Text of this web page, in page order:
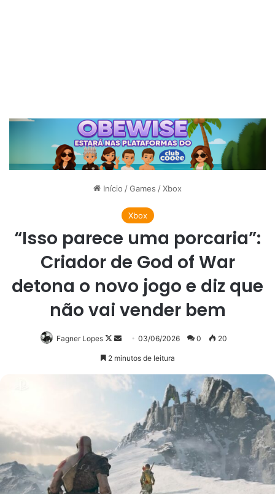
Início /Games /Xbox
Xbox
“Isso parece uma porcaria”:
Criador de God of War
detona o novo jogo e diz que
não vai vender bem
Fagner Lopes
Follow
Mande
mail
03/06/2026 0 20
2 minutos de leitura